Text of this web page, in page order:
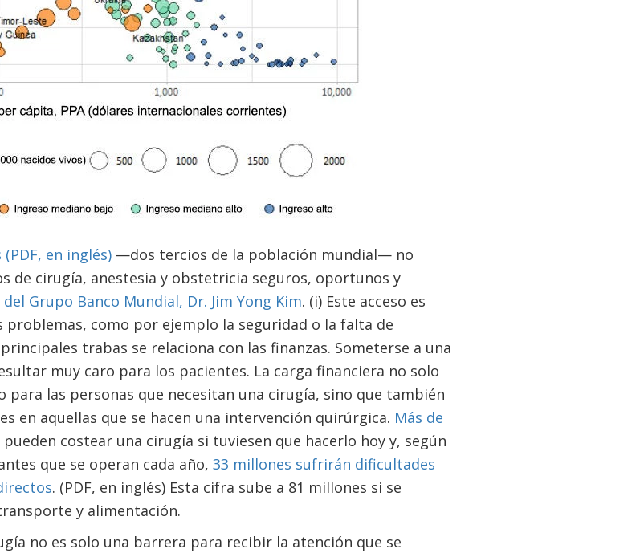
(PDF, en inglés)—dos tercios de la población mundial— no
de cirugía, anestesia y obstetricia seguros, oportunos y
Grupo Banco Mundial, Dr. Jim Yong Kim. (i) Este acceso es
como por ejemplo la seguridad o la falta de
trabas se relaciona con las finanzas. Someterse a una
muy caro para los pacientes. La carga financiera no solo
las personas que necesitan una cirugía, sino que también
en aquellas que se hacen una intervención quirúrgica. Más de
pueden costear una cirugía si tuviesen que hacerlo hoy y, según
que se operan cada año, 33 millones sufrirán dificultades
. (PDF, en inglés) Esta cifra sube a 81 millones si se
y alimentación.
no es solo una barrera para recibir la atención que se